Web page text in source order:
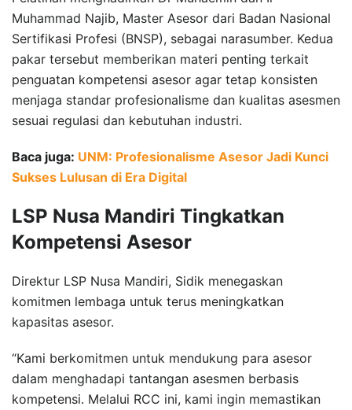
Muhammad Najib, Master Asesor dari Badan Nasional
Sertifikasi Profesi (BNSP), sebagai narasumber. Kedua
pakar tersebut memberikan materi penting terkait
penguatan kompetensi asesor agar tetap konsisten
menjaga standar profesionalisme dan kualitas asesmen
sesuai regulasi dan kebutuhan industri.
Baca juga: UNM: Profesionalisme Asesor Jadi Kunci
Sukses Lulusan di Era Digital
LSP Nusa Mandiri Tingkatkan
Kompetensi Asesor
Direktur LSP Nusa Mandiri, Sidik menegaskan
komitmen lembaga untuk terus meningkatkan
kapasitas asesor.
“Kami berkomitmen untuk mendukung para asesor
dalam menghadapi tantangan asesmen berbasis
kompetensi. Melalui RCC ini, kami ingin memastikan